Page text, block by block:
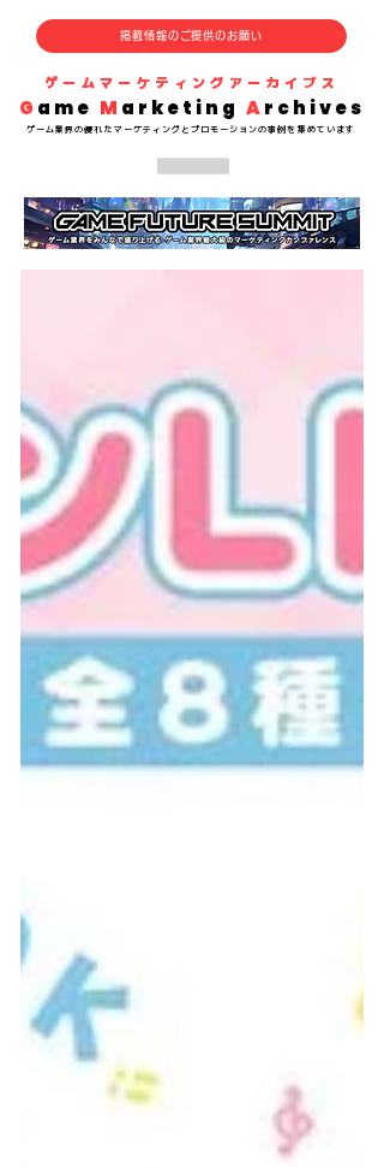
G ame M arketing Archives
​ゲーム業界の優れた マーケティングとプロモーションの事例を集めています
掲載情報のご提供のお願い
​ゲームマーケティングアーカイブス